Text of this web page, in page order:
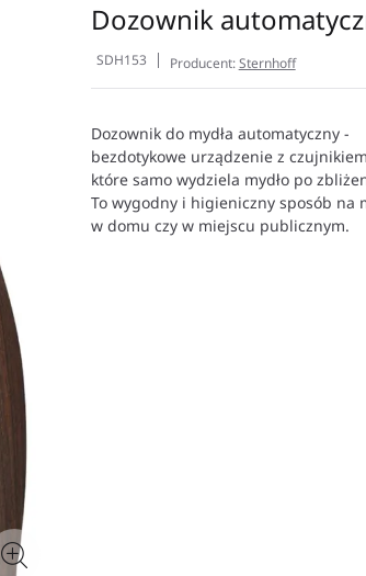
Dozownik
SDH153 Producent:Sternhoff
Dozownik do mydła automatyczny -
bezdotykowe urządzenie z
które samo wydziela mydło po
To wygodny i higieniczny sposób na
w domu czy w miejscu publicznym.